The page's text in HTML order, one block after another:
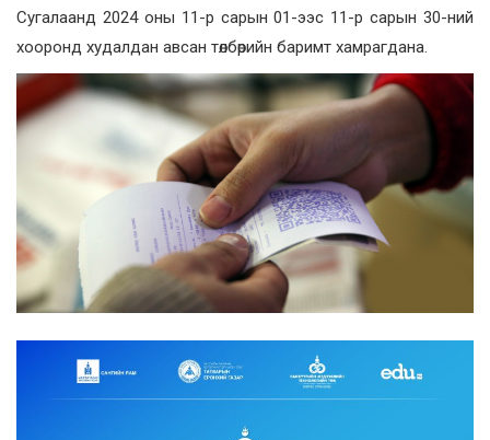
Сугалаанд 2024 оны 11-р сарын 01-ээс 11-р сарын 30-ний
хооронд худалдан авсан төлбөрийн баримт хамрагдана.